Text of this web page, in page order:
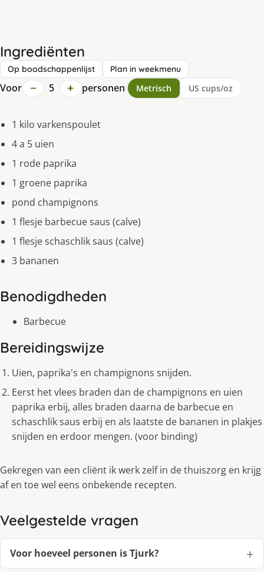
Ingrediënten
Op boodschappenlijst Plan in weekmenu
Voor − 5 + personen Metrisch US cups/oz
1 kilo varkenspoulet
4 a 5 uien
1 rode paprika
1 groene paprika
pond champignons
1 flesje barbecue saus (calve)
1 flesje schaschlik saus (calve)
3 bananen
Benodigdheden
Barbecue
Bereidingswijze
Uien, paprika's en champignons snijden.
Eerst het vlees braden dan de champignons en uien
paprika erbij, alles braden daarna de barbecue en
schaschlik saus erbij en als laatste de bananen in plakjes
snijden en erdoor mengen. (voor binding)
Gekregen van een cliënt ik werk zelf in de thuiszorg en krijg
af en toe wel eens onbekende recepten.
Veelgestelde vragen
Voor hoeveel personen is Tjurk?